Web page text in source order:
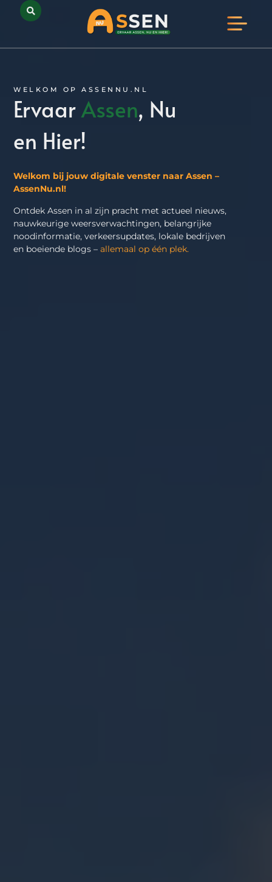
WELKOM OP ASSENNU.NL
ErvaarAssen, Nu
en Hier!
Welkom bij jouw digitale venster naar Assen –
AssenNu.nl!
Ontdek Assen in al zijn pracht met actueel nieuws,
nauwkeurige weersverwachtingen, belangrijke
noodinformatie, verkeersupdates, lokale bedrijven
en boeiende blogs –allemaal op één plek.